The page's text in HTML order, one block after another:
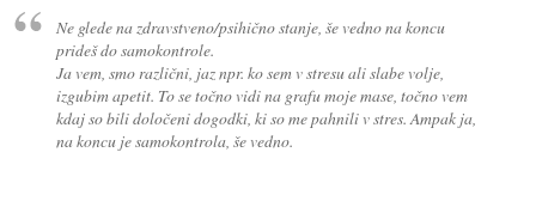
Ne glede na zdravstveno/psihično stanje, še vedno na koncu
prideš do samokontrole.
Ja vem, smo različni, jaz npr. ko sem v stresu ali slabe volje,
izgubim apetit. To se točno vidi na grafu moje mase, točno vem
kdaj so bili določeni dogodki, ki so me pahnili v stres. Ampak ja,
na koncu je samokontrola, še vedno.